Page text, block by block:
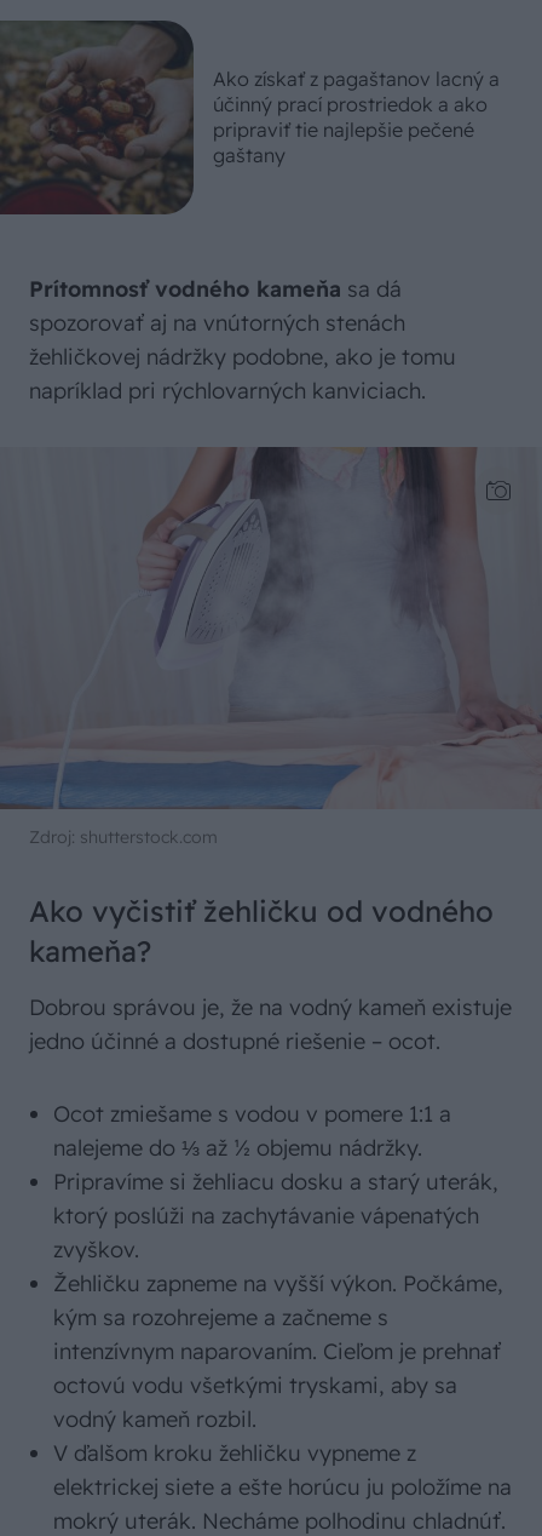
Ako získať z pagaštanov lacný a
účinný prací prostriedok a ako
pripraviť tie najlepšie pečené
gaštany
Prítomnosť vodného kameňa sa dá
spozorovať aj na vnútorných stenách
žehličkovej nádržky podobne, ako je tomu
napríklad pri rýchlovarných kanviciach.
Zdroj: shutterstock.com
Ako vyčistiť žehličku od vodného
kameňa?
Dobrou správou je, že na vodný kameň existuje
jedno účinné a dostupné riešenie – ocot.
Ocot zmiešame s vodou v pomere 1:1 a
nalejeme do ⅓ až ½ objemu nádržky.
Pripravíme si žehliacu dosku a starý uterák,
ktorý poslúži na zachytávanie vápenatých
zvyškov.
Žehličku zapneme na vyšší výkon. Počkáme,
kým sa rozohrejeme a začneme s
intenzívnym naparovaním. Cieľom je prehnať
octovú vodu všetkými tryskami, aby sa
vodný kameň rozbil.
V ďalšom kroku žehličku vypneme z
elektrickej siete a ešte horúcu ju položíme na
mokrý uterák. Necháme polhodinu chladnúť.